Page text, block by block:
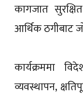
कागजात
आर्थिक ठगीबाट
कार्यक्रममा
व्यवस्थापन,